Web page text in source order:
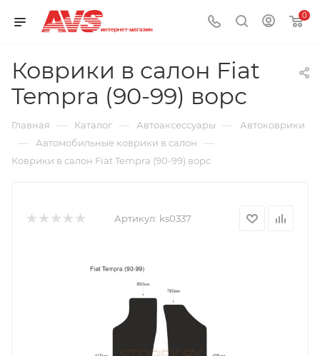
0
Коврики в салон Fiat
Tempra (90-99) ворс
Главная — Каталог — Автоаксессуары — Автоковрики
— Автомобильные коврики в салон —
Коврики в салон Fiat Tempra (90-99) ворс
Артикул: ks0337